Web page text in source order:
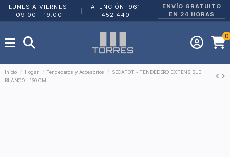
LUNES A VIERNES:
09:00 - 19:00
ATENCIÓN: 961
452 440
ENVÍO GRATUITO
EN 24 HORAS
0
Inicio Hogar Tendederos y Accesorios
SECATOT - TENDEDERO EXTENSIBLE
BLANCO - 130 CM